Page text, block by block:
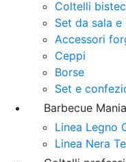
Coltelli
Set da sala
Accessori
Ceppi
Borse
Set e
Barbecue Mania
Linea Legno
Linea Nera